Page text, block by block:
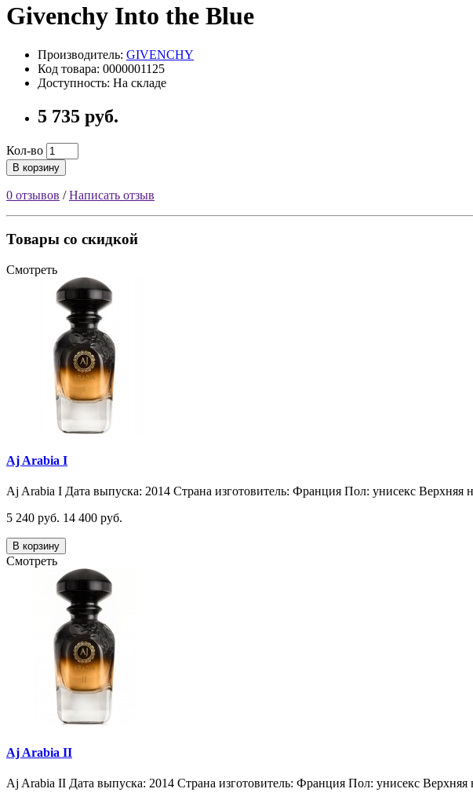
Givenchy Into the Blue
Производитель: GIVENCHY
Код товара: 0000001125
Доступность: На складе
5 735 руб.
Кол-во
В корзину
0 отзывов /Написать отзыв
Товары со скидкой
Смотреть
Aj Arabia I
Aj Arabia I Дата выпуска: 2014 Страна изготовитель: Франция Пол: унисекс Верхняя
5 240 руб. 14 400 руб.
В корзину
Смотреть
Aj Arabia II
Aj Arabia II Дата выпуска: 2014 Страна изготовитель: Франция Пол: унисекс Верхняя